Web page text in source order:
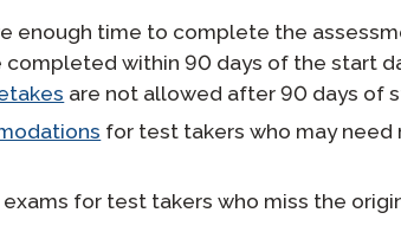
enough time to complete the
completed within 90 days of the start
are not allowed after 90 days of
for test takers who may need
for test takers who miss the